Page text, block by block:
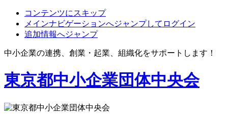
コンテンツにスキップ
メインナビゲーションへジャンプしてログイン
追加情報へジャンプ
中小企業の連携、創業・起業、組織化をサポートします！
東京都中小企業団体中央会